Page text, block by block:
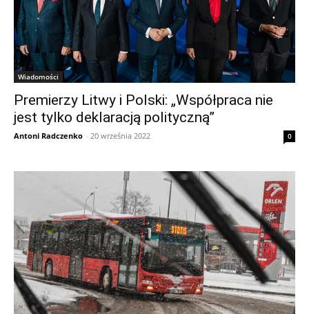
Wiadomości
Premierzy Litwy i Polski: „Współpraca nie
jest tylko deklaracją polityczną”
Antoni Radczenko - 20 września 2022 0